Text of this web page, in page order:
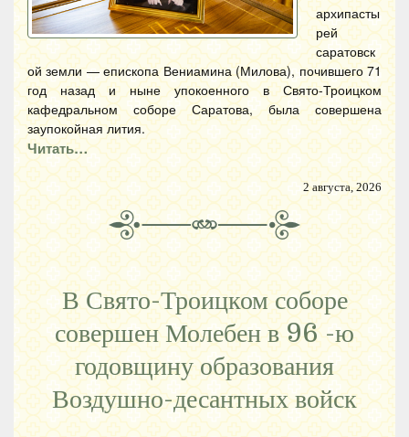
архипасты
рей
саратовск
ой земли — епископа Вениамина (Милова), почившего 71
год назад и ныне упокоенного в Свято-Троицком
кафедральном соборе Саратова, была совершена
заупокойная лития.
Читать…
2 августа, 2026
В Свято-Троицком соборе
совершен Молебен в 96 -ю
годовщину образования
Воздушно-десантных войск